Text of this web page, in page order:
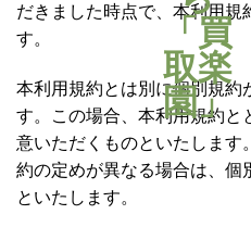
だきました時点で、本利用規
す。
本利用規約とは別に個別規約
す。この場合、本利用規約と
意いただくものといたします
約の定めが異なる場合は、個
といたします。